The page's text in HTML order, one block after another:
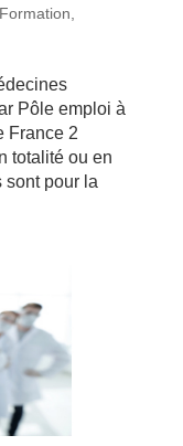
Formation,
Pôle emploi à
France 2
totalité ou en
sont pour la